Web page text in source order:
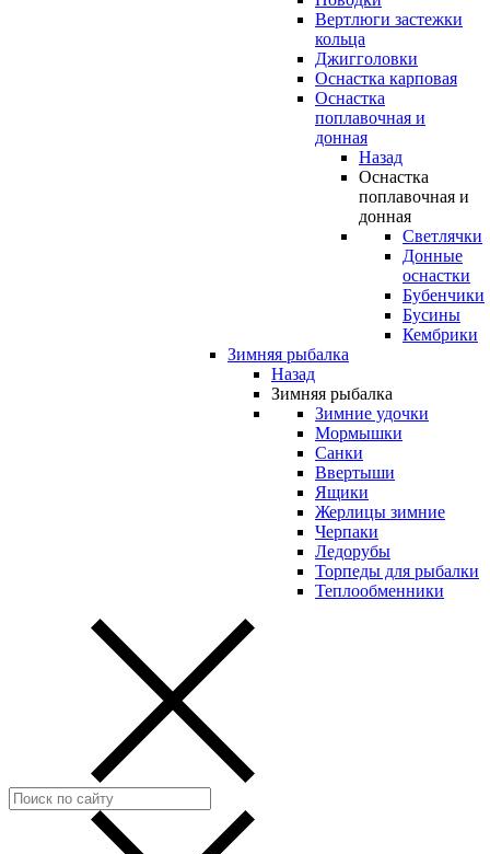
Вертлюги застежки
кольца
Джигголовки
Оснастка карповая
Оснастка
поплавочная и
донная
Назад
Оснастка
поплавочная и
донная
Светлячки
Донные
оснастки
Бубенчики
Бусины
Кембрики
Зимняя рыбалка
Назад
Зимняя рыбалка
Зимние удочки
Мормышки
Санки
Ввертыши
Ящики
Жерлицы зимние
Черпаки
Ледорубы
Торпеды для рыбалки
Теплообменники